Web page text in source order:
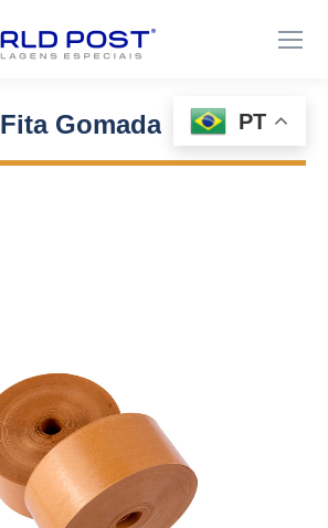
Fita Gomada
Você está aqui:
PT